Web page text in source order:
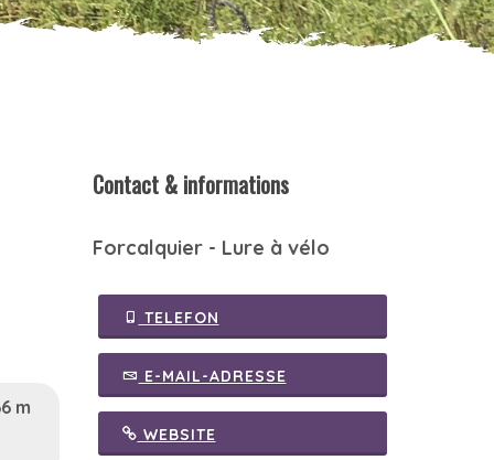
m
Contact & informations
Forcalquier - Lure à vélo
TELEFON
E-MAIL-ADRESSE
WEBSITE